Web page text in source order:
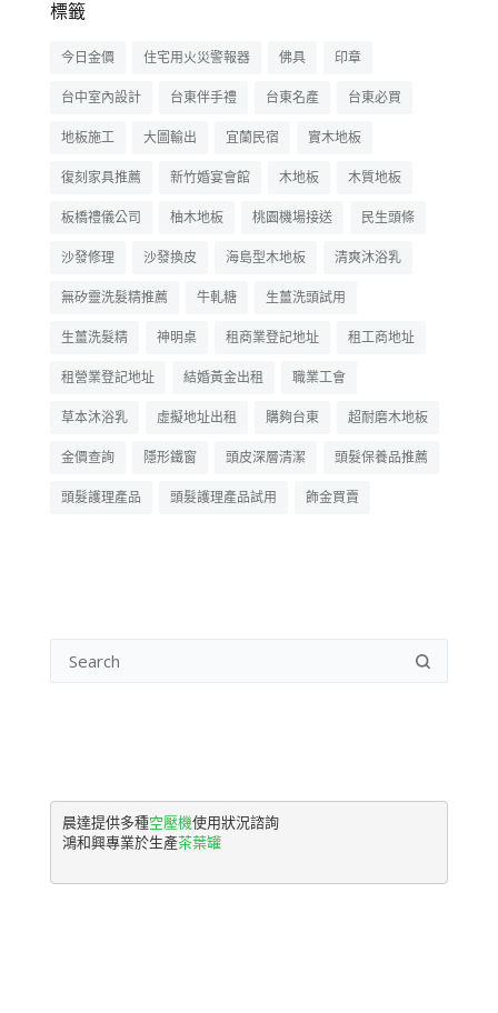
標籤
今日金價 住宅用火災警報器 佛具 印章
台中室內設計 台東伴手禮 台東名產 台東必買
地板施工 大圖輸出 宜蘭民宿 實木地板
復刻家具推薦 新竹婚宴會館 木地板 木質地板
板橋禮儀公司 柚木地板 桃園機場接送 民生頭條
沙發修理 沙發換皮 海島型木地板 清爽沐浴乳
無矽靈洗髮精推薦 牛軋糖 生薑洗頭試用
生薑洗髮精 神明桌 租商業登記地址 租工商地址
租營業登記地址 結婚黃金出租 職業工會
草本沐浴乳 虛擬地址出租 購夠台東 超耐磨木地板
金價查詢 隱形鐵窗 頭皮深層清潔 頭髮保養品推薦
頭髮護理產品 頭髮護理產品試用 飾金買賣
晨達提供多種空壓機使用狀況諮詢
鴻和興專業於生產茶葉罐